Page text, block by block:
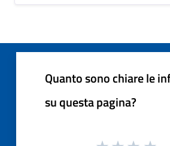
Quanto sono chiare le
su questa pagina?